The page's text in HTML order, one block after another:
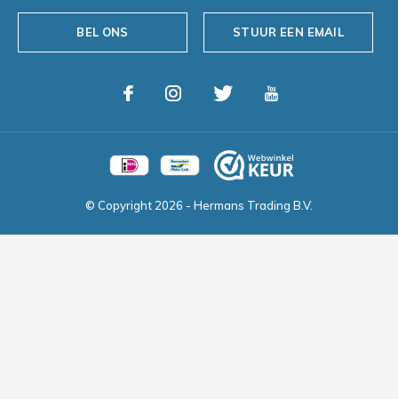
BEL ONS STUUR EEN EMAIL
© Copyright 2026 - Hermans Trading B.V.